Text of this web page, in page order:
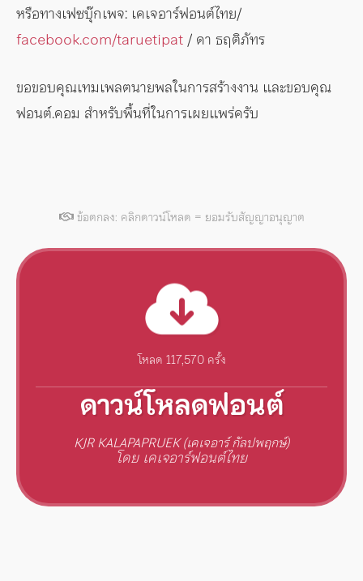
หรือทางเฟซบุ๊กเพจ: เคเจอาร์ฟอนต์ไทย/
facebook.com/taruetipat/ ดา ธฤติภัทร
ขอขอบคุณเทมเพลตนายพลในการสร้างงาน และขอบคุณ
ฟอนต์.คอม สำหรับพื้นที่ในการเผยแพร่ครับ
ข้อตกลง: คลิกดาวน์โหลด = ยอมรับสัญญาอนุญาต
โหลด 117,570 ครั้ง
ดาวน์โหลดฟอนต์
KJR KALAPAPRUEK (เคเจอาร์ กัลปพฤกษ์)
โดย เคเจอาร์ฟอนต์ไทย